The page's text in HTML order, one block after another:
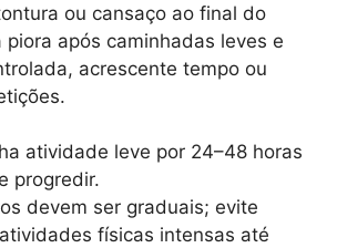
ou cansaço ao final do
piora após caminhadas leves e
acrescente tempo ou
atividade leve por 24–48 horas
progredir.
devem ser graduais; evite
físicas intensas até